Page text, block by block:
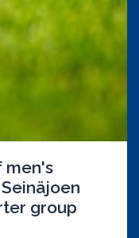
men's
group